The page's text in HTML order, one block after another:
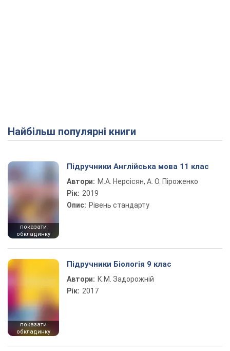
Найбільш популярні книги
показати
обкладинку
Підручники Англійська мова 11 клас
Автори: М.А. Нерсісян, А. О. Піроженко
Рік: 2019
Опис: Рівень стандарту
показати
обкладинку
Підручники Біологія 9 клас
Автори: К.М. Задорожній
Рік: 2017